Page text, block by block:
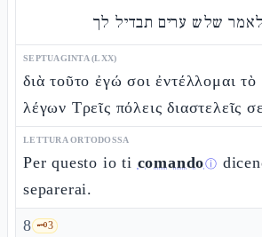
שלש ערים תבדיל לך
SEPTUAGINTA (LXX)
διὰ τοῦτο ἐγώ σοι ἐντέλλομαι
λέγων Τρεῖς πόλεις διαστελεῖς
LETTURA ORTODOSSA
Per questo io ti comandoⓘ
separerai.
8 🗝️3